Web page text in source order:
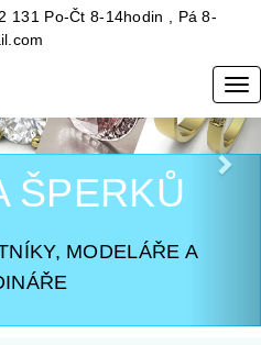
131 Po-Čt 8-14hodin , Pá 8-
A